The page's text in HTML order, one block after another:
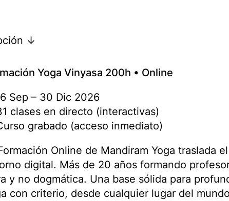
↓
Yoga Vinyasa 200h • Online
Sep – 30 Dic 2026
clases en directo (interactivas)
grabado (acceso inmediato)
Online de Mandiram Yoga traslada
digital. Más de 20 años formando
y no dogmática. Una base sólida para
con criterio, desde cualquier lugar del